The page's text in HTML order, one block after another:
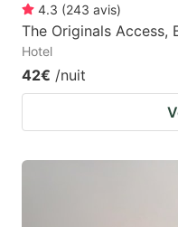
4.3 (243 avis)
The Originals Access,
Hotel
42€ /nuit